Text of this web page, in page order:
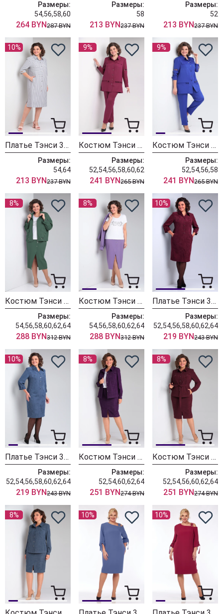
Размеры:
54,56,58,60
264 BYN287 BYN
Размеры:
58
213 BYN237 BYN
Размеры:
52
213 BYN237 BYN
10%
Платье Тэнси 368 серый
Размеры:
54,64
213 BYN237 BYN
9%
Костюм Тэнси 370 винный
Размеры:
52,54,56,58,60,62
241 BYN265 BYN
9%
Костюм Тэнси 370 василек
Размеры:
52,54,56,58
241 BYN265 BYN
8%
Костюм Тэнси 369 зеленый
Размеры:
54,56,58,60,62,64
288 BYN312 BYN
8%
Костюм Тэнси 369 лаванда
Размеры:
54,56,58,60,62,64
288 BYN312 BYN
10%
Платье Тэнси 364 винный
Размеры:
52,54,56,58,60,62,64
219 BYN243 BYN
10%
Платье Тэнси 364 джинсовый
Размеры:
52,54,56,58,60,62,64
219 BYN243 BYN
8%
Костюм Тэнси 361 ежевика
Размеры:
52,54,60,62,64
251 BYN274 BYN
8%
Костюм Тэнси 361 винный
Размеры:
52,54,56,60,62,64
251 BYN274 BYN
8% 10% 10%